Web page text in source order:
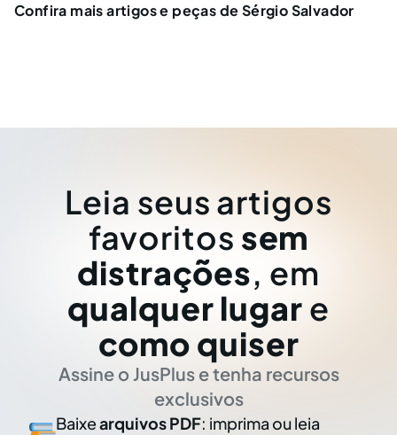
Confira mais artigos e peças de Sérgio Salvador
Leia seus artigos
favoritos sem
distrações, em
qualquer lugar e
como quiser
Assine o JusPlus e tenha recursos
exclusivos
Baixearquivos PDF: imprima ou leia